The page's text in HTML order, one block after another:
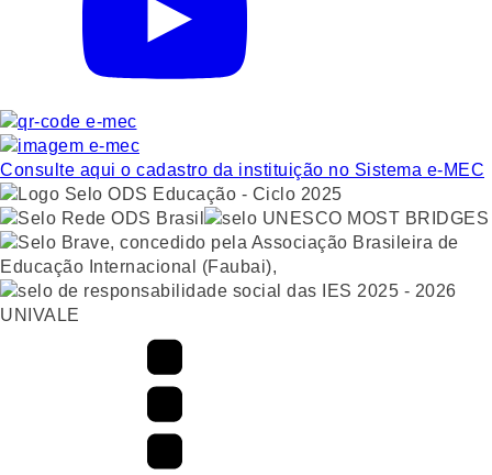
Consulte aqui o cadastro da instituição no Sistema e-MEC
UNIVALE